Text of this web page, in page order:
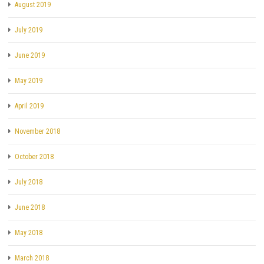
August 2019
July 2019
June 2019
May 2019
April 2019
November 2018
October 2018
July 2018
June 2018
May 2018
March 2018